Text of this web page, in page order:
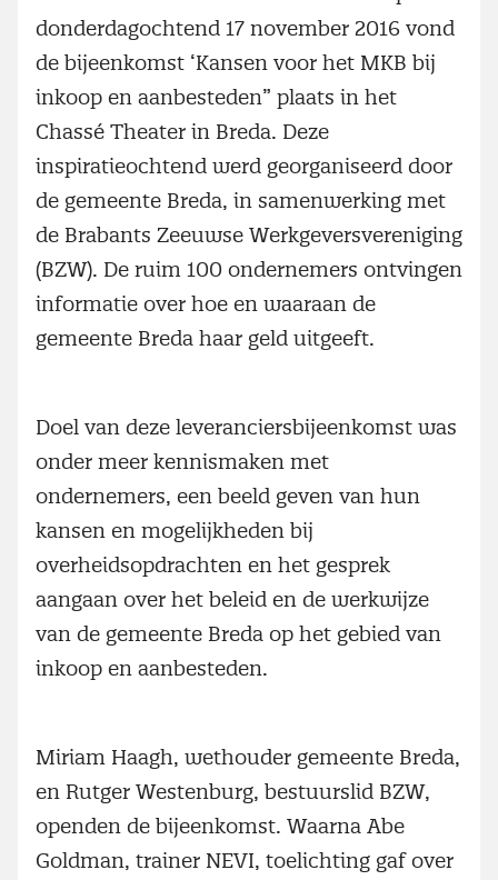
donderdagochtend 17 november 2016 vond
de bijeenkomst ‘Kansen voor het MKB bij
inkoop en aanbesteden” plaats in het
Chassé Theater in Breda. Deze
inspiratieochtend werd georganiseerd door
de gemeente Breda, in samenwerking met
de Brabants Zeeuwse Werkgeversvereniging
(BZW). De ruim 100 ondernemers ontvingen
informatie over hoe en waaraan de
gemeente Breda haar geld uitgeeft.
Doel van deze leveranciersbijeenkomst was
onder meer kennismaken met
ondernemers, een beeld geven van hun
kansen en mogelijkheden bij
overheidsopdrachten en het gesprek
aangaan over het beleid en de werkwijze
van de gemeente Breda op het gebied van
inkoop en aanbesteden.
Miriam Haagh, wethouder gemeente Breda,
en Rutger Westenburg, bestuurslid BZW,
openden de bijeenkomst. Waarna Abe
Goldman, trainer NEVI, toelichting gaf over